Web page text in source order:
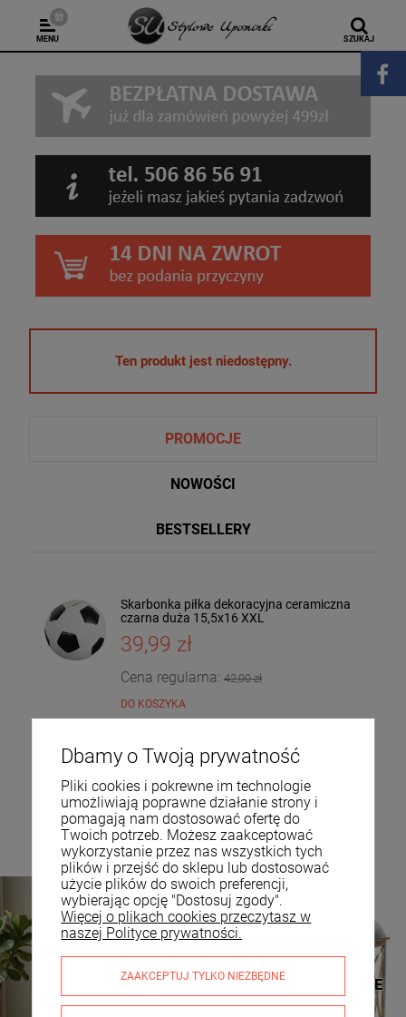
MENU SZUKAJ
Ten produkt jest niedostępny.
PROMOCJE
NOWOŚCI
BESTSELLERY
Skarbonka piłka dekoracyjna ceramiczna
czarna duża 15,5x16 XXL
39,99 zł
Cena regularna: 42,00 zł
DO KOSZYKA
Taca dekoracyjna drewniana drzewo
mango 4x30x20 185559
36,00 zł
DO KOSZYKA
KOSMETYCZNE LATARNIE METALOWE
Dbamy o Twoją prywatność
Pliki cookies i pokrewne im technologie
umożliwiają poprawne działanie strony i
pomagają nam dostosować ofertę do
Twoich potrzeb. Możesz zaakceptować
wykorzystanie przez nas wszystkich tych
plików i przejść do sklepu lub dostosować
użycie plików do swoich preferencji,
wybierając opcję "Dostosuj zgody".
Więcej o plikach cookies przeczytasz w
naszej Polityce prywatności.
ZAAKCEPTUJ TYLKO NIEZBĘDNE